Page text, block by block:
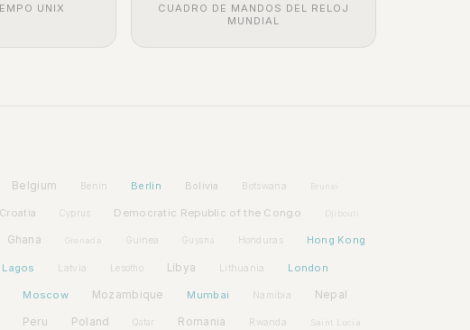
UNIX
CUADRO DE MANDOS DEL RELOJ
MUNDIAL
Belgium Benin Berlin Bolivia Botswana Brunei
Croatia Cyprus Democratic Republic of the Congo Djibouti
Ghana Grenada Guinea Guyana Honduras Hong Kong
Lagos Latvia Lesotho Libya Lithuania London
Moscow Mozambique Mumbai Namibia Nepal
Peru Poland Qatar Romania Rwanda Saint Lucia